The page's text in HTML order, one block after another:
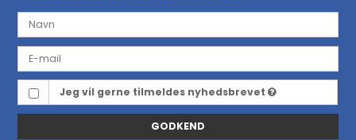
Jeg vil gerne tilmeldes nyhedsbrevet
GODKEND